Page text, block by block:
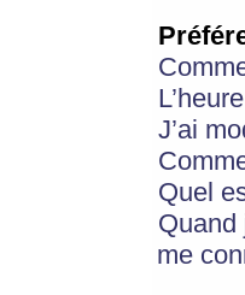
J’ai
Quel
Quand
me